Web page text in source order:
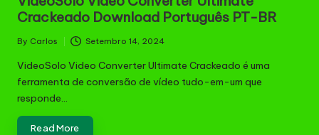
Crackeado Download Português PT-BR
Posted
by
By Carlos Setembro 14, 2024
VideoSolo Video Converter Ultimate Crackeado é uma
ferramenta de conversão de vídeo tudo-em-um que
responde…
Read More